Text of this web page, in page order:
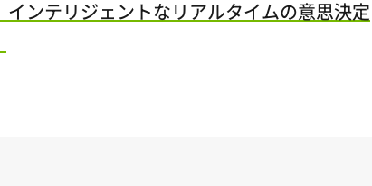
インテリジェントなリアルタイムの意思決定